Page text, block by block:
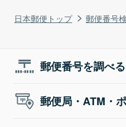
日本郵便トップ 郵便番号
郵便番号を調べる
郵便局・ATM・